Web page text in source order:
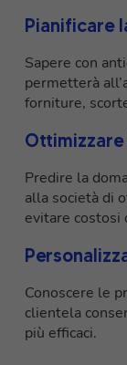
Pianificare
Sapere con
permetterà
forniture,
Predire la
alla società di
evitare costosi
Conoscere le
clientela
più efficaci.